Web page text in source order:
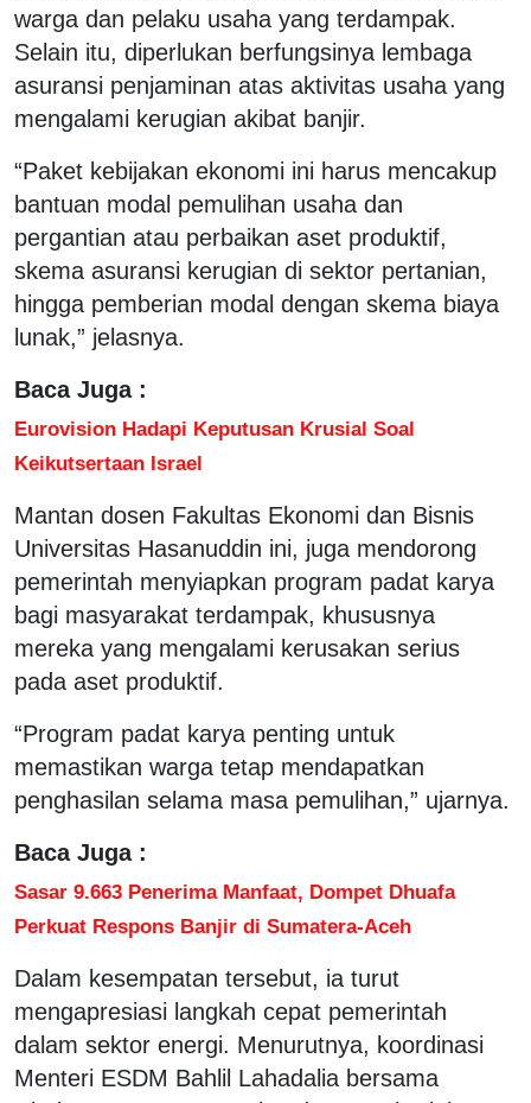
warga dan pelaku usaha yang terdampak.
Selain itu, diperlukan berfungsinya lembaga
asuransi penjaminan atas aktivitas usaha yang
mengalami kerugian akibat banjir.
“Paket kebijakan ekonomi ini harus mencakup
bantuan modal pemulihan usaha dan
pergantian atau perbaikan aset produktif,
skema asuransi kerugian di sektor pertanian,
hingga pemberian modal dengan skema biaya
lunak,” jelasnya.
Baca Juga :
Eurovision Hadapi Keputusan Krusial Soal
Keikutsertaan Israel
Mantan dosen Fakultas Ekonomi dan Bisnis
Universitas Hasanuddin ini, juga mendorong
pemerintah menyiapkan program padat karya
bagi masyarakat terdampak, khususnya
mereka yang mengalami kerusakan serius
pada aset produktif.
“Program padat karya penting untuk
memastikan warga tetap mendapatkan
penghasilan selama masa pemulihan,” ujarnya.
Baca Juga :
Sasar 9.663 Penerima Manfaat, Dompet Dhuafa
Perkuat Respons Banjir di Sumatera-Aceh
Dalam kesempatan tersebut, ia turut
mengapresiasi langkah cepat pemerintah
dalam sektor energi. Menurutnya, koordinasi
Menteri ESDM Bahlil Lahadalia bersama